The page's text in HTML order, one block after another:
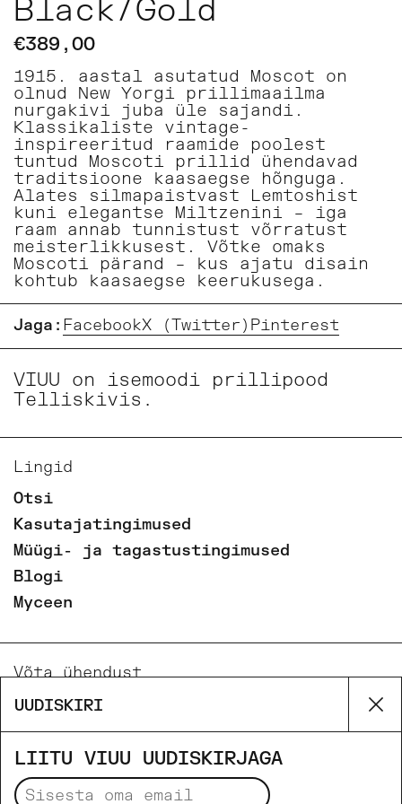
Black/Gold
€389,00
1915. aastal asutatud Moscot on
olnud New Yorgi prillimaailma
nurgakivi juba üle sajandi.
Klassikaliste vintage-
inspireeritud raamide poolest
tuntud Moscoti prillid ühendavad
traditsioone kaasaegse hõnguga.
Alates silmapaistvast Lemtoshist
kuni elegantse Miltzenini – iga
raam annab tunnistust võrratust
meisterlikkusest. Võtke omaks
Moscoti pärand – kus ajatu disain
kohtub kaasaegse keerukusega.
Jaga: FacebookX (Twitter) Pinterest
VIUU on isemoodi prillipood
Telliskivis.
Lingid
Otsi
Kasutajatingimused
Müügi- ja tagastustingimused
Blogi
Myceen
Võta ühendust
Email
Phone
Facebook
Instagram
UUDISKIRI
LIITU VIUU UUDISKIRJAGA